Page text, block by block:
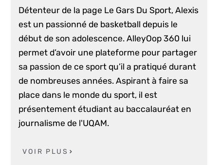
Détenteur de la page Le Gars Du Sport, Alexis
est un passionné de basketball depuis le
début de son adolescence. AlleyOop 360 lui
permet d’avoir une plateforme pour partager
sa passion de ce sport qu’il a pratiqué durant
de nombreuses années. Aspirant à faire sa
place dans le monde du sport, il est
présentement étudiant au baccalauréat en
journalisme de l'UQAM.
VOIR PLUS